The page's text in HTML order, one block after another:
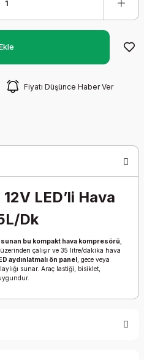
Fiyatı Düşünce Haber Ver
LED’li Hava
Dk
bu kompakt hava kompresörü
çalışır ve 35 litre/dakika hava
aydınlatmalı ön panel , gece veya
sunar. Araç lastiği, bisiklet,